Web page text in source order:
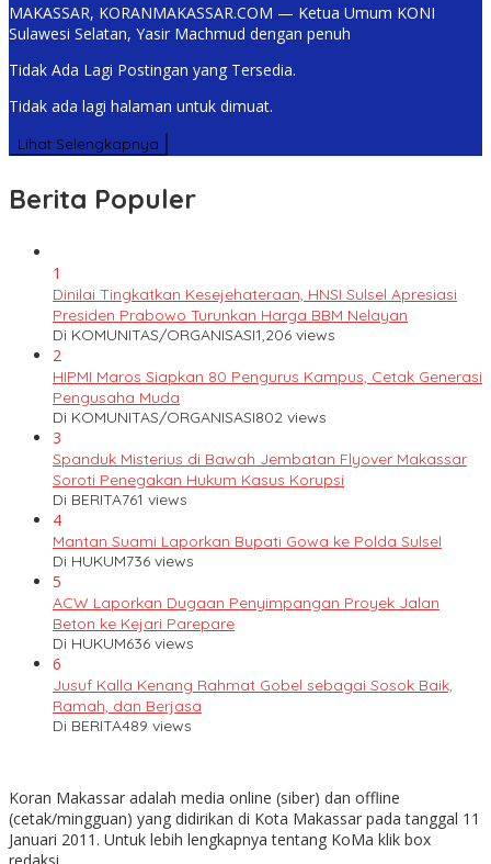
MAKASSAR, KORANMAKASSAR.COM — Ketua Umum KONI
Sulawesi Selatan, Yasir Machmud dengan penuh
Tidak Ada Lagi Postingan yang Tersedia.
Tidak ada lagi halaman untuk dimuat.
Lihat Selengkapnya
Berita Populer
1
Dinilai Tingkatkan Kesejehateraan, HNSI Sulsel Apresiasi
Presiden Prabowo Turunkan Harga BBM Nelayan
Di KOMUNITAS/ORGANISASI1,206 views
2
HIPMI Maros Siapkan 80 Pengurus Kampus, Cetak Generasi
Pengusaha Muda
Di KOMUNITAS/ORGANISASI802 views
3
Spanduk Misterius di Bawah Jembatan Flyover Makassar
Soroti Penegakan Hukum Kasus Korupsi
Di BERITA761 views
4
Mantan Suami Laporkan Bupati Gowa ke Polda Sulsel
Di HUKUM736 views
5
ACW Laporkan Dugaan Penyimpangan Proyek Jalan
Beton ke Kejari Parepare
Di HUKUM636 views
6
Jusuf Kalla Kenang Rahmat Gobel sebagai Sosok Baik,
Ramah, dan Berjasa
Di BERITA489 views
Koran Makassar adalah media online (siber) dan offline
(cetak/mingguan) yang didirikan di Kota Makassar pada tanggal 11
Januari 2011. Untuk lebih lengkapnya tentang KoMa klik box
redaksi